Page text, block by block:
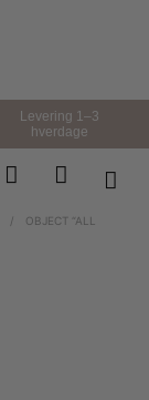
Levering 1–3
hverdage
/
OBJECT “ALL